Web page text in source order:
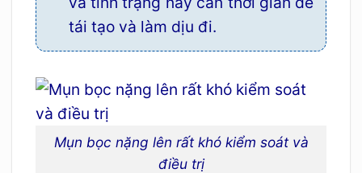
tái tạo và làm dịu đi.
Mụn bọc nặng lên rất khó kiểm soát và
điều trị